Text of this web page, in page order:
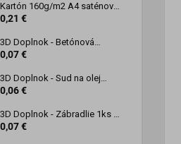
Kartón 160g/m2 A4 saténový
biely povrch
0,21 €
3D Doplnok - Betónová
zábrana 1ks
0,07 €
3D Doplnok - Sud na olej
kovový 250L - 1ks
0,06 €
3D Doplnok - Zábradlie 1ks +
stojan 2ks
0,07 €